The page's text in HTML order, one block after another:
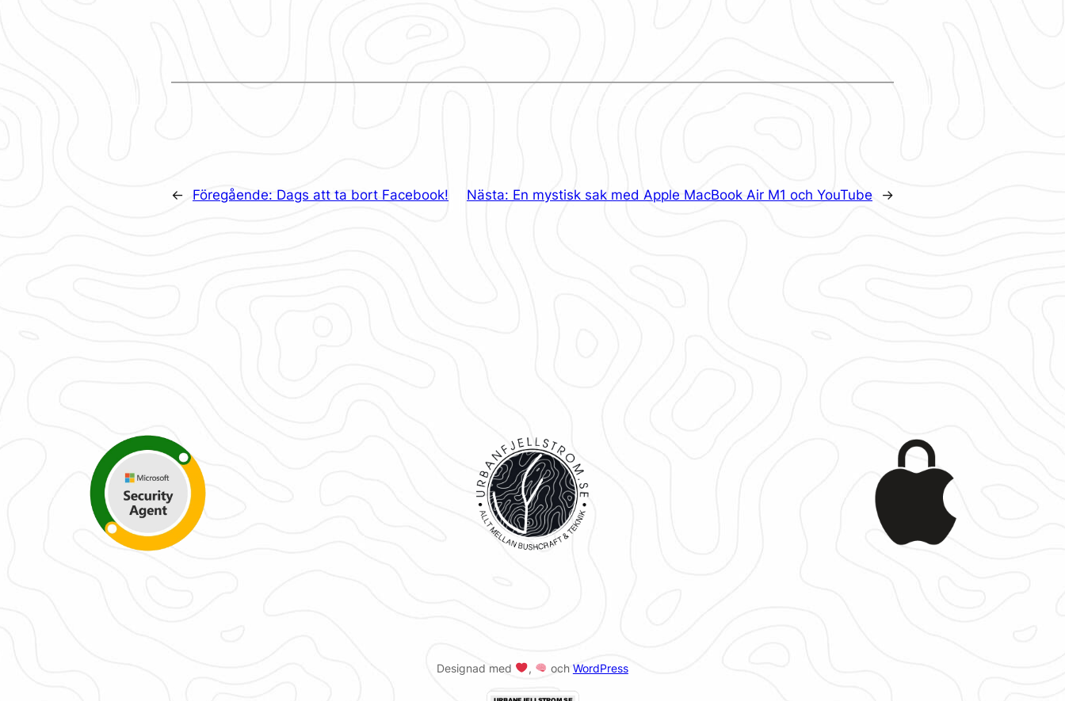
← Föregående: Dags att ta bort Facebook! Nästa: En mystisk sak med Apple MacBook Air M1 och YouTube →
Designad med , och WordPress